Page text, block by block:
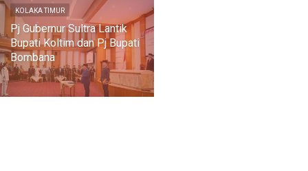
KOLAKA TIMUR
Pj Gubernur Sultra Lantik
Bupati Koltim dan Pj Bupati
Bombana